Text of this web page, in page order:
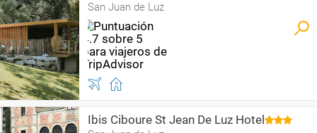
San Juan de Luz
Ibis Ciboure St Jean De Luz Hotel